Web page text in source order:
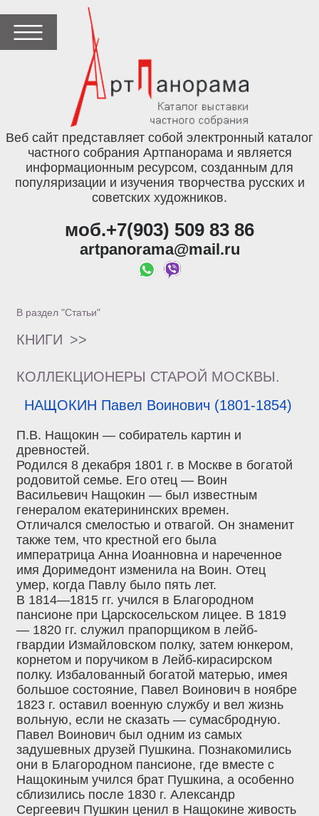
Веб сайт представляет собой электронный каталог
частного собрания Артпанорама и является
информационным ресурсом, созданным для
популяризации и изучения творчества русских и
советских художников.
моб.+7(903) 509 83 86
artpanorama@mail.ru
В раздел "Статьи"
КНИГИ >>
КОЛЛЕКЦИОНЕРЫ СТАРОЙ МОСКВЫ.
НАЩОКИН Павел Воинович (1801-1854)
П.В. Нащокин — собиратель картин и
древностей.
Родился 8 декабря 1801 г. в Москве в богатой
родовитой семье. Его отец — Воин
Васильевич Нащокин — был известным
генералом екатерининских времен.
Отличался смелостью и отвагой. Он знаменит
также тем, что крестной его была
императрица Анна Иоанновна и нареченное
имя Доримедонт изменила на Воин. Отец
умер, когда Павлу было пять лет.
В 1814—1815 гг. учился в Благородном
пансионе при Царскосельском лицее. В 1819
— 1820 гг. служил прапорщиком в лейб-
гвардии Измайловском полку, затем юнкером,
корнетом и поручиком в Лейб-кирасирском
полку. Избалованный богатой матерью, имея
большое состояние, Павел Воинович в ноябре
1823 г. оставил военную службу и вел жизнь
вольную, если не сказать — сумасбродную.
Павел Воинович был одним из самых
задушевных друзей Пушкина. Познакомились
они в Благородном пансионе, где вместе с
Нащокиным учился брат Пушкина, а особенно
сблизились после 1830 г. Александр
Сергеевич Пушкин ценил в Нащокине живость